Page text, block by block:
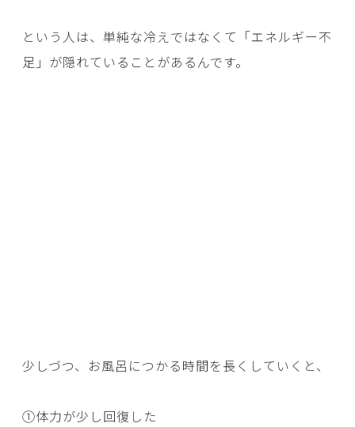
という人は、単純な冷えではなくて「エネルギー不
足」が隠れていることがあるんです。
少しづつ、お風呂につかる時間を長くしていくと、
①体力が少し回復した